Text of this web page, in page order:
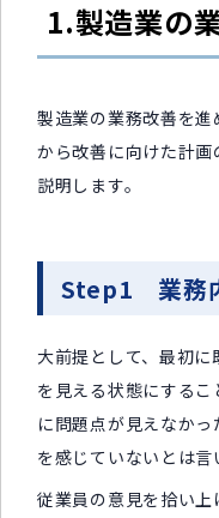
1.製造業の
製造業の業務改善を
から改善に向けた計
説明します。
Step1 業務
大前提として、最初
を見える状態にする
に問題点が見えなか
を感じていないとは言
従業員の意見を拾い